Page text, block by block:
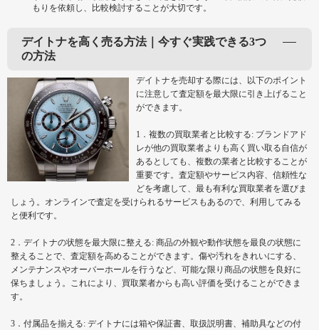
もりを依頼し、比較検討することが大切です。
デイトナを高く売る方法｜今すぐ実践できる3つ
の方法
デイトナを売却する際には、以下のポイント
に注意して査定額を最大限に引き上げること
ができます。
1．複数の買取業者と比較する: ブランドアド
レが他の買取業者よりも高く買い取る自信が
あるとしても、複数の業者と比較することが
重要です。査定額やサービス内容、信頼性な
どを考慮して、最も有利な買取業者を選びま
しょう。オンラインで査定を受けられるサービスもあるので、利用してみる
と便利です。
2．デイトナの状態を最大限に整える: 商品の外観や動作状態を最良の状態に
整えることで、査定額を高めることができます。傷や汚れをきれいにする、
メンテナンスやオーバーホールを行うなど、可能な限り商品の状態を良好に
保ちましょう。これにより、買取業者からも高い評価を受けることができま
す。
3．付属品を揃える: デイトナには箱や保証書、取扱説明書、補助具などの付